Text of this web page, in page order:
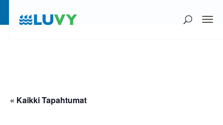
« Kaikki Tapahtumat